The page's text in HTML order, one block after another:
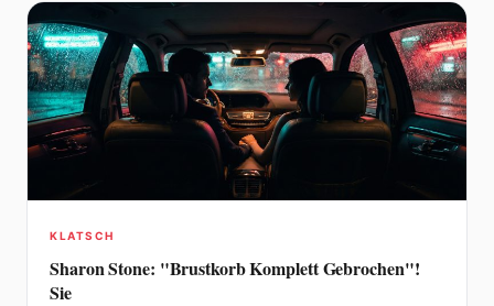
KLATSCH
Sharon Stone: "Brustkorb Komplett Gebrochen"!
Sie